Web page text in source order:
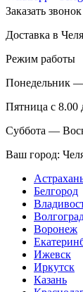
Заказать звонок
Доставка в
Режим работы
Понедельник —
Пятница с 8.00
Суббота —
Ваш город:
Белгород
Воронеж
Ижевск
Иркутск
Казань